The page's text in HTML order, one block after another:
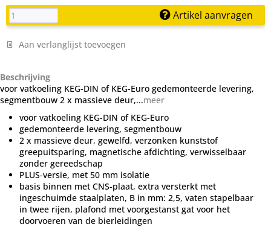
Artikel aanvragen
Aan verlanglijst toevoegen
Beschrijving
voor vatkoeling KEG-DIN of KEG-Euro gedemonteerde levering,
segmentbouw 2 x massieve deur,...meer
voor vatkoeling KEG-DIN of KEG-Euro
gedemonteerde levering, segmentbouw
2 x massieve deur, gewelfd, verzonken kunststof
greepuitsparing, magnetische afdichting, verwisselbaar
zonder gereedschap
PLUS-versie, met 50 mm isolatie
basis binnen met CNS-plaat, extra versterkt met
ingeschuimde staalplaten, B in mm: 2,5, vaten stapelbaar
in twee rijen, plafond met voorgestanst gat voor het
doorvoeren van de bierleidingen